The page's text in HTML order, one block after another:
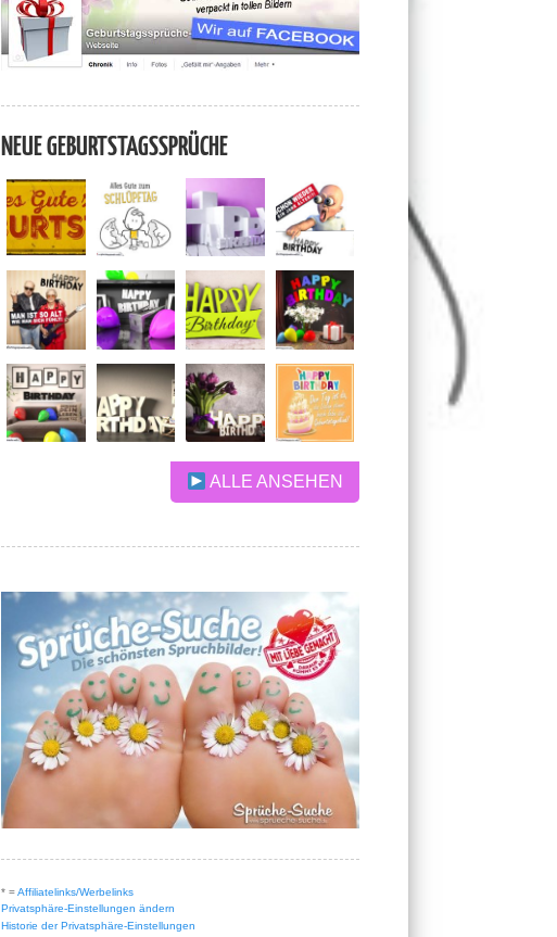
NEUE GEBURTSTAGSSPRÜCHE
ALLE ANSEHEN
* =Affiliatelinks/Werbelinks
Privatsphäre-Einstellungen ändern
Historie der Privatsphäre-Einstellungen